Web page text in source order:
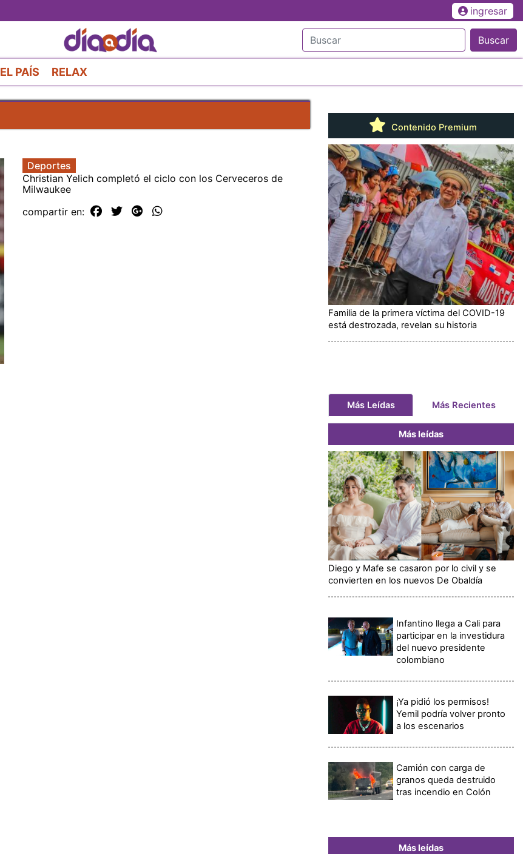
al
contenido
principal
ingresar
Buscar
EL PAÍS RELAX
Deportes
Christian Yelich completó el ciclo con los Cerveceros de
Milwaukee
compartir en:
Contenido Premium
Familia de la primera víctima del COVID-19
está destrozada, revelan su historia
Más Leídas Más Recientes
Más leídas
Diego y Mafe se casaron por lo civil y se
convierten en los nuevos De Obaldía
Infantino llega a Cali para
participar en la investidura
del nuevo presidente
colombiano
¡Ya pidió los permisos!
Yemil podría volver pronto
a los escenarios
Camión con carga de
granos queda destruido
tras incendio en Colón
Más leídas